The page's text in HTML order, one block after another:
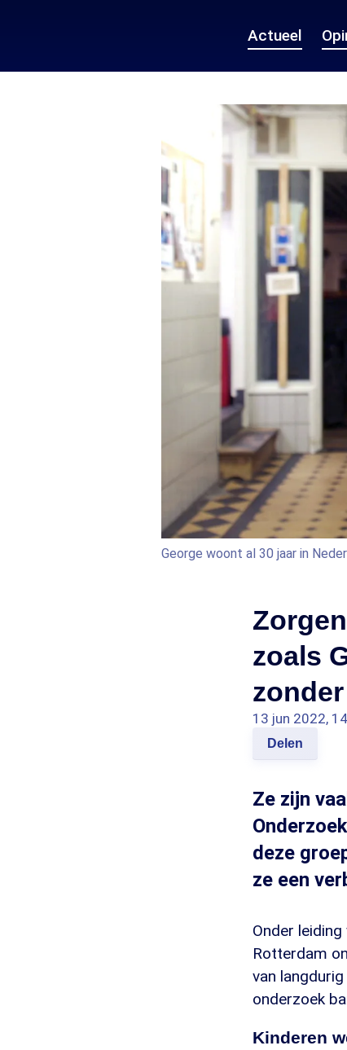
Actueel
George woont al 30 jaar in
zoals
13 jun 2022,
Delen
Ze zijn
deze
ze een
Onder
Rotterdam
van
onderzoek
Kinderen